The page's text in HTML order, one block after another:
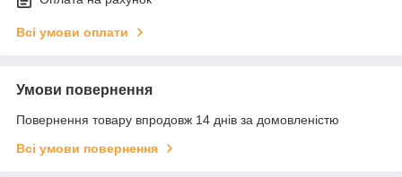
Всі умови оплати
Умови повернення
Повернення товару впродовж 14 днів за домовленістю
Всі умови повернення